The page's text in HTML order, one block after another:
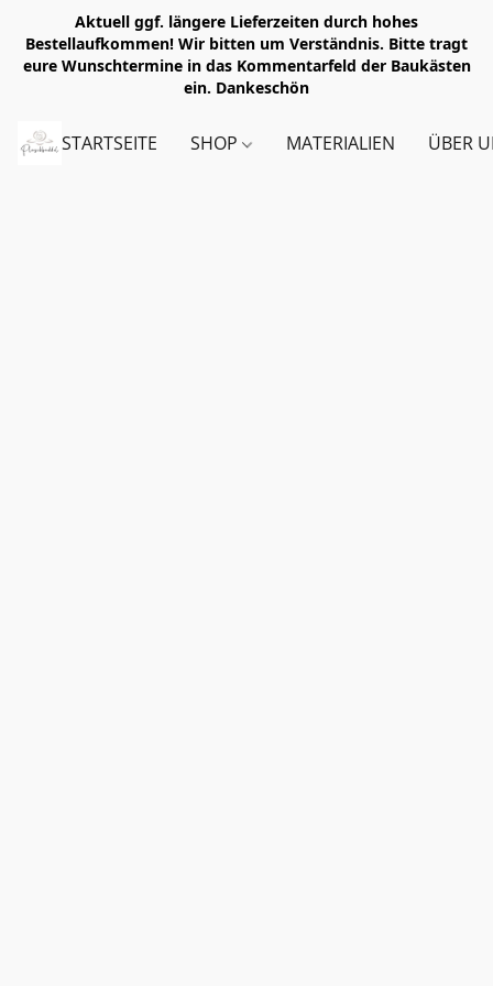
Aktuell ggf. längere Lieferzeiten durch hohes
Bestellaufkommen! Wir bitten um Verständnis. Bitte tragt
eure Wunschtermine in das Kommentarfeld der Baukästen
ein. Dankeschön
STARTSEITE SHOP MATERIALIEN ÜBER